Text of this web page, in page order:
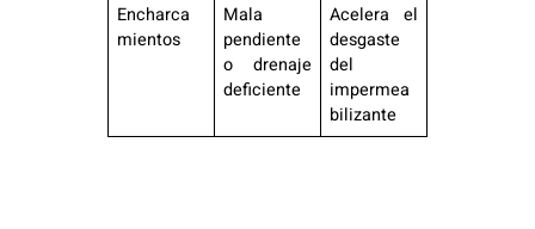
Encharca
mientos
Mala
pendiente
o drenaje
deficiente
Acelera el
desgaste
del
impermea
bilizante